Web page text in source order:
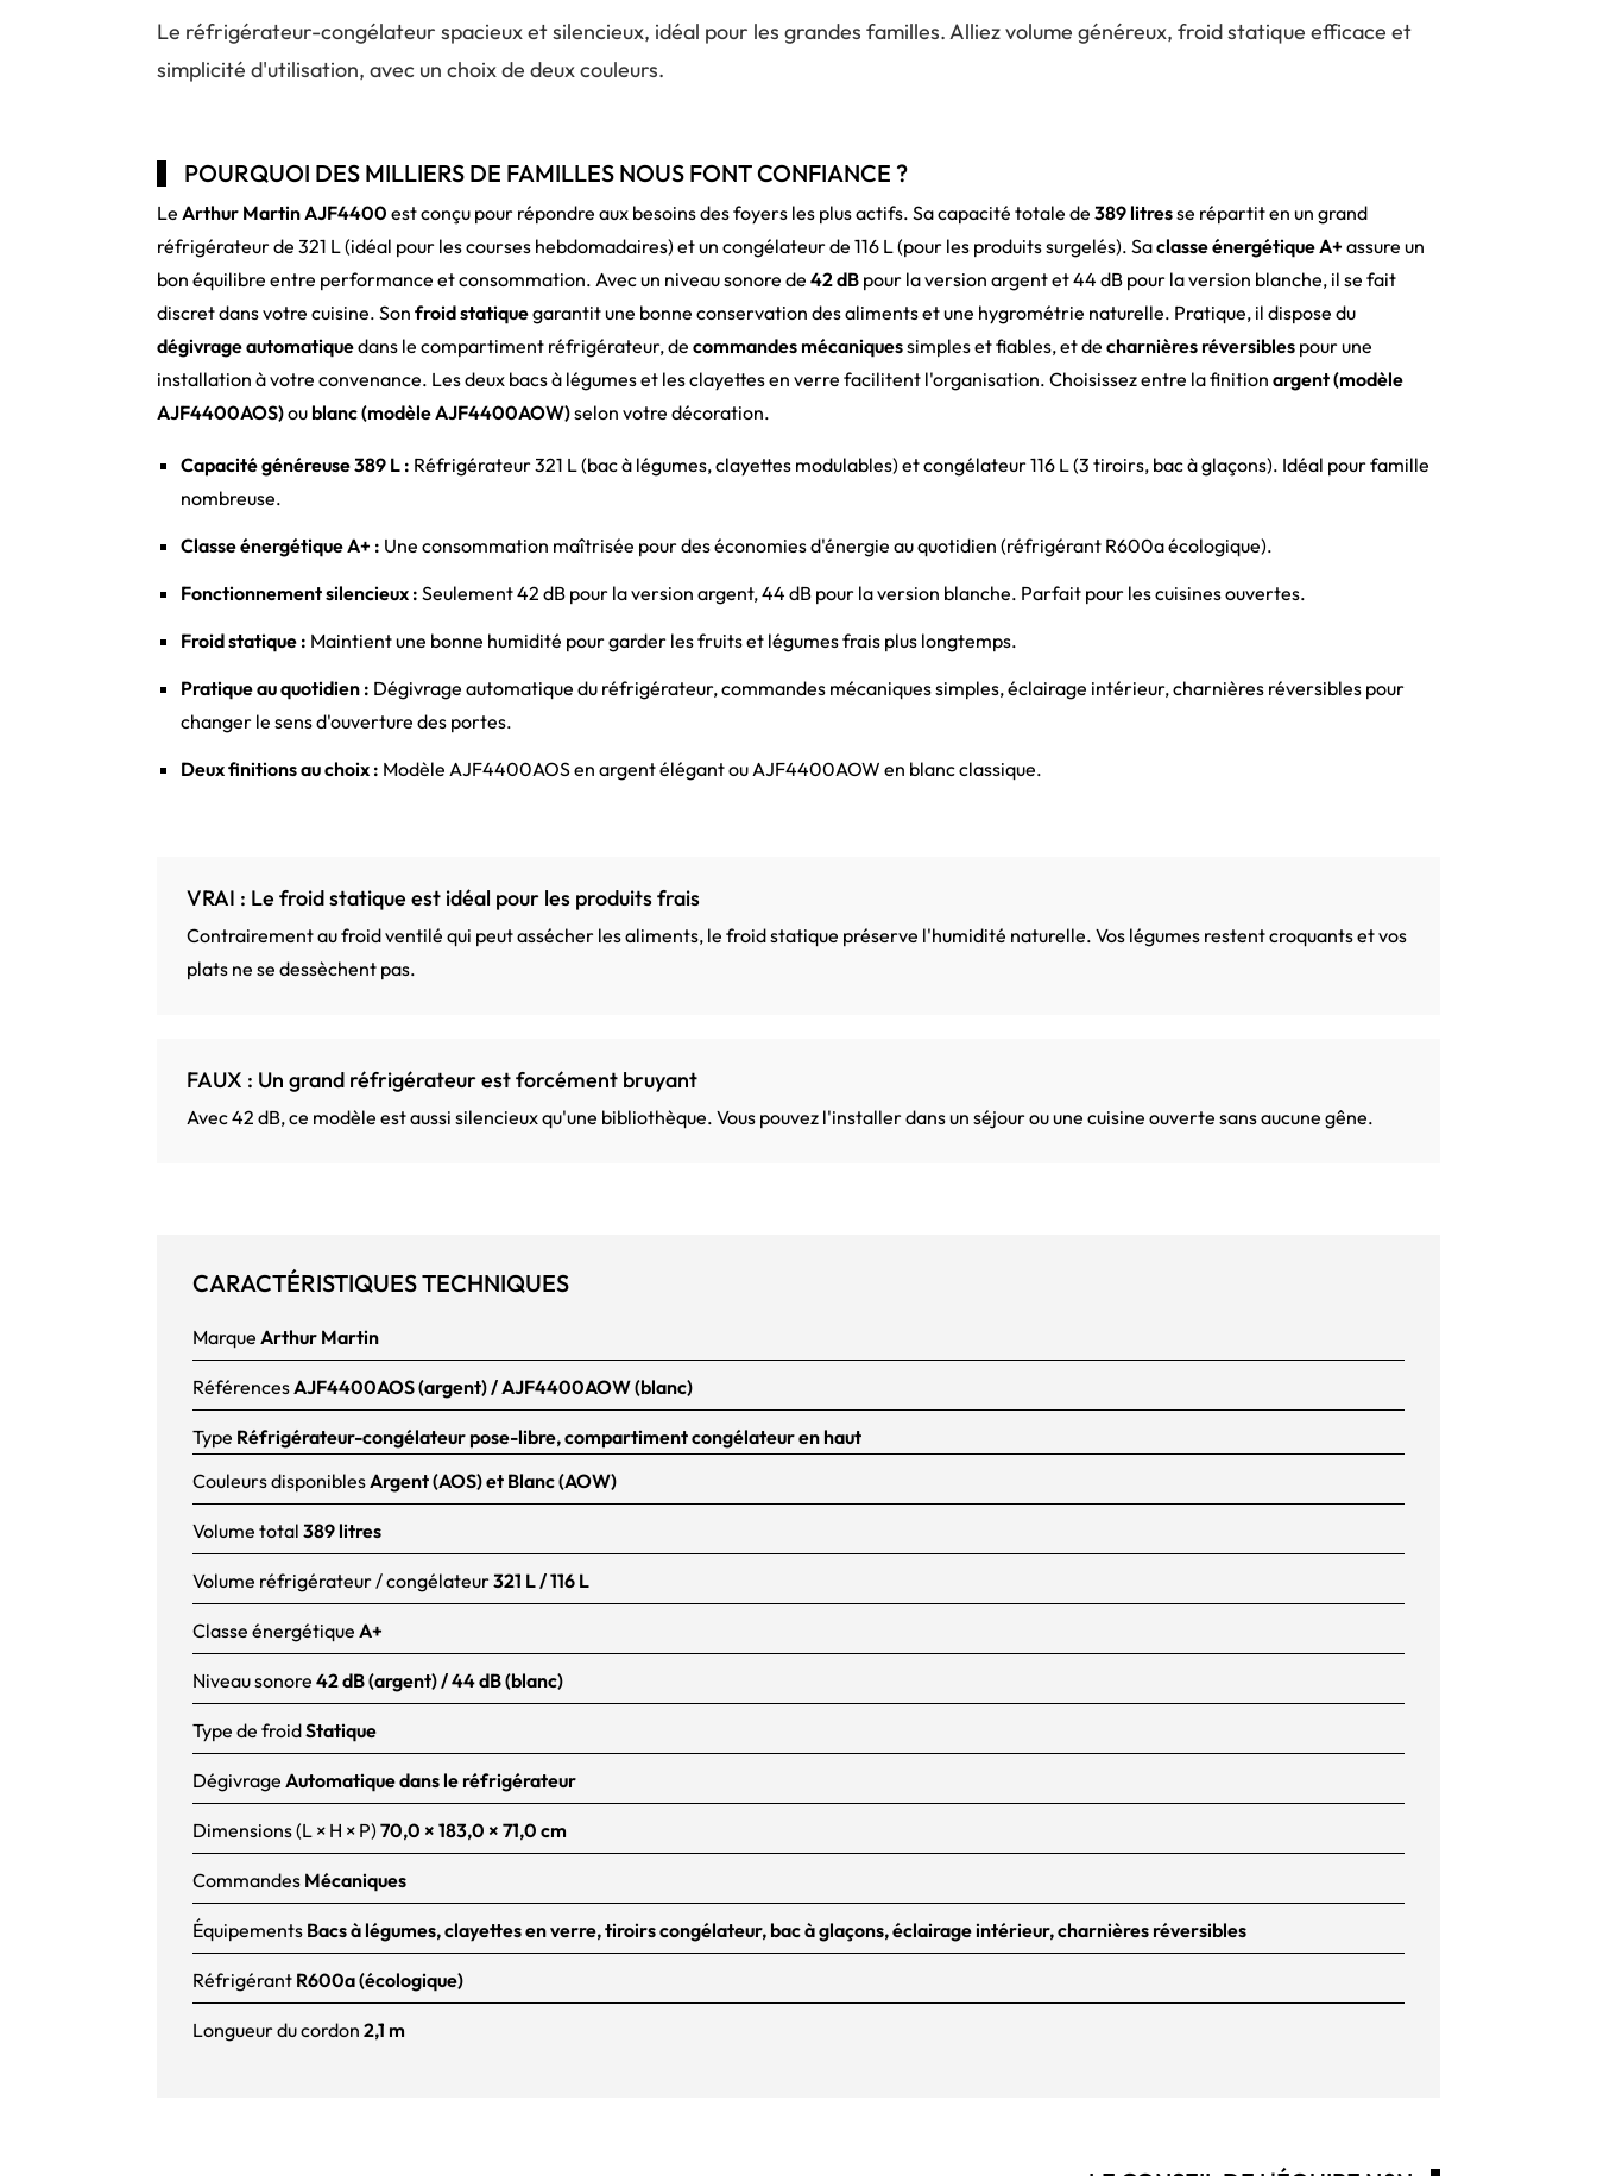
Le réfrigérateur-congélateur spacieux et silencieux, idéal pour les grandes familles. Alliez volume généreux, froid statique efficace et
simplicité d'utilisation, avec un choix de deux couleurs.
POURQUOI DES MILLIERS DE FAMILLES NOUS FONT CONFIANCE ?
Le Arthur Martin AJF4400 est conçu pour répondre aux besoins des foyers les plus actifs. Sa capacité totale de 389 litresse répartit en un grand
réfrigérateur de 321 L (idéal pour les courses hebdomadaires) et un congélateur de 116 L (pour les produits surgelés). Saclasse énergétique A+ assure un
bon équilibre entre performance et consommation. Avec un niveau sonore de 42 dB pour la version argent et 44 dB pour la version blanche, il se fait
discret dans votre cuisine. Son froid statiquegarantit une bonne conservation des aliments et une hygrométrie naturelle. Pratique, il dispose du
dégivrage automatiquedans le compartiment réfrigérateur, de commandes mécaniquessimples et fiables, et de charnières réversibles pour une
installation à votre convenance. Les deux bacs à légumes et les clayettes en verre facilitent l'organisation. Choisissez entre la finition argent (modèle
AJF4400AOS)ou blanc (modèle AJF4400AOW)selon votre décoration.
Capacité généreuse 389 L : Réfrigérateur 321 L (bac à légumes, clayettes modulables) et congélateur 116 L (3 tiroirs, bac à glaçons). Idéal pour famille
nombreuse.
Classe énergétique A+ : Une consommation maîtrisée pour des économies d'énergie au quotidien (réfrigérant R600a écologique).
Fonctionnement silencieux : Seulement 42 dB pour la version argent, 44 dB pour la version blanche. Parfait pour les cuisines ouvertes.
Froid statique : Maintient une bonne humidité pour garder les fruits et légumes frais plus longtemps.
Pratique au quotidien : Dégivrage automatique du réfrigérateur, commandes mécaniques simples, éclairage intérieur, charnières réversibles pour
changer le sens d'ouverture des portes.
Deux finitions au choix : Modèle AJF4400AOS en argent élégant ou AJF4400AOW en blanc classique.
VRAI : Le froid statique est idéal pour les produits frais
Contrairement au froid ventilé qui peut assécher les aliments, le froid statique préserve l'humidité naturelle. Vos légumes restent croquants et vos
plats ne se dessèchent pas.
FAUX : Un grand réfrigérateur est forcément bruyant
Avec 42 dB, ce modèle est aussi silencieux qu'une bibliothèque. Vous pouvez l'installer dans un séjour ou une cuisine ouverte sans aucune gêne.
CARACTÉRISTIQUES TECHNIQUES
Marque Arthur Martin
RéférencesAJF4400AOS (argent) / AJF4400AOW (blanc)
Type Réfrigérateur-congélateur pose-libre, compartiment congélateur en haut
Couleurs disponiblesArgent (AOS) et Blanc (AOW)
Volume total 389 litres
Volume réfrigérateur / congélateur321 L / 116 L
Classe énergétique A+
Niveau sonore 42 dB (argent) / 44 dB (blanc)
Type de froidStatique
Dégivrage Automatique dans le réfrigérateur
Dimensions (L × H × P) 70,0 × 183,0 × 71,0 cm
Commandes Mécaniques
Équipements Bacs à légumes, clayettes en verre, tiroirs congélateur, bac à glaçons, éclairage intérieur, charnières réversibles
Réfrigérant R600a (écologique)
Longueur du cordon 2,1 m